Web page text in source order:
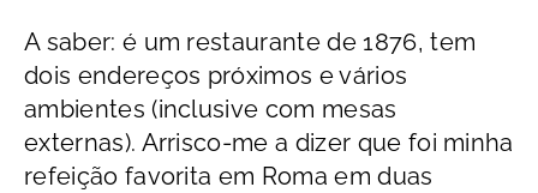
A saber: é um restaurante de 1876, tem
dois endereços próximos e vários
ambientes (inclusive com mesas
externas). Arrisco-me a dizer que foi minha
refeição favorita em Roma em duas